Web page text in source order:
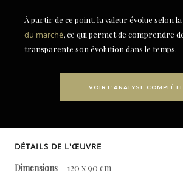
À partir de ce point, la valeur évolue selon la
du marché, ce qui permet de comprendre
transparente son évolution dans le temps.
VOIR L'ANALYSE COMPLÈTE
DÉTAILS DE L'ŒUVRE
Dimensions
120 x 90 cm